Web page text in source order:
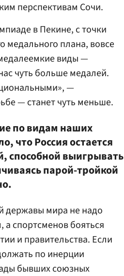
перспективам Сочи.
в Пекине, с точки
медального плана, вовсе
виды —
чуть больше медалей.
—
— станет чуть меньше.
по видам наших
что Россия остается
способной выигрывать
парой-тройкой
державы мира не надо
а спортсменов бояться
и правительства. Если
по инерции
бывших союзных